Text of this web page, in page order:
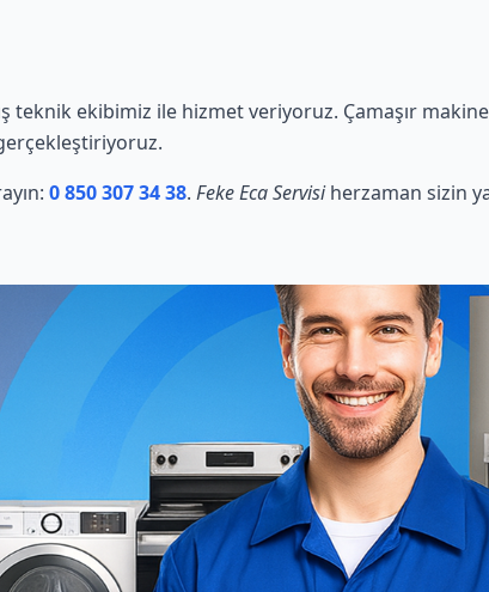
ekibimiz ile hizmet veriyoruz. Çamaşır
0 850 307 34 38. Feke Eca Servisiherzaman sizin